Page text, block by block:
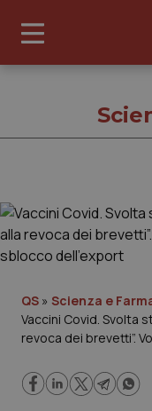
Cronache
Governo e
Regioni e Asl
Lavoro e
QS » Scienza e
Vaccini Covid. Svolta
revoca dei brevetti”.